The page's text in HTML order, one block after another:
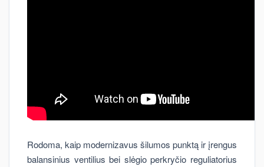
Rodoma, kaip modernizavus šilumos punktą ir įrengus
balansinius ventilius bei slėgio perkryčio reguliatorius